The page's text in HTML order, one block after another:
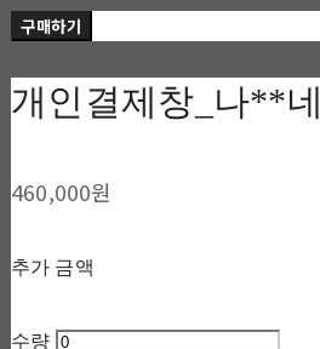
구매하기
개인결제창_나**네
460,000원
추가 금액
수량